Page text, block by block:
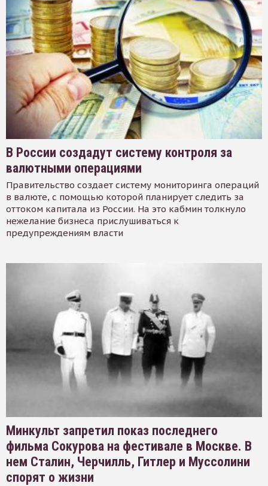
В России создадут систему контроля за
валютными операциями
Правительство создает систему мониторинга операций
в валюте, с помощью которой планирует следить за
оттоком капитала из России. На это кабмин толкнуло
нежелание бизнеса прислушиваться к
предупреждениям власти
Минкульт запретил показ последнего
фильма Сокурова на фестивале в Москве. В
нем Сталин, Черчилль, Гитлер и Муссолини
спорят о жизни